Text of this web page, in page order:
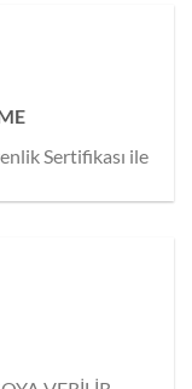
Sertifikası ile